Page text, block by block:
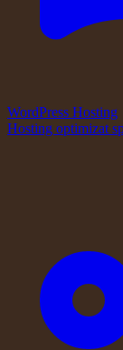
WordPress Hosting
Hosting optimizat